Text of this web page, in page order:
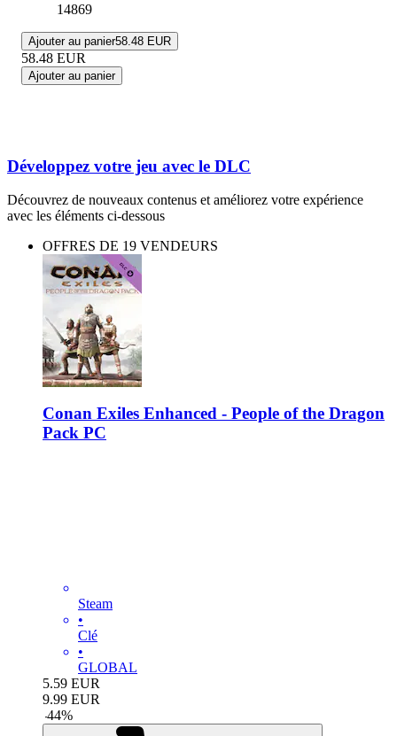
14869
Ajouter au panier58.48 EUR
58.48 EUR
Ajouter au panier
Développez votre jeu avec le DLC
Découvrez de nouveaux contenus et améliorez votre expérience
avec les éléments ci-dessous
OFFRES DE 19 VENDEURS
Conan Exiles Enhanced - People of the Dragon
Pack PC
Steam
•
Clé
•
GLOBAL
5.59 EUR
9.99 EUR
-44%